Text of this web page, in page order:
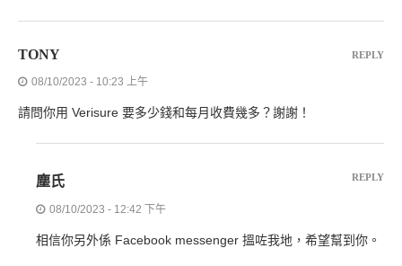
TONY
08/10/2023 - 10:23 上午
請問你用 Verisure 要多少錢和每月收費幾多？謝謝！
REPLY
塵氏
08/10/2023 - 12:42 下午
相信你另外係 Facebook messenger 搵咗我地，希望幫到你。
REPLY